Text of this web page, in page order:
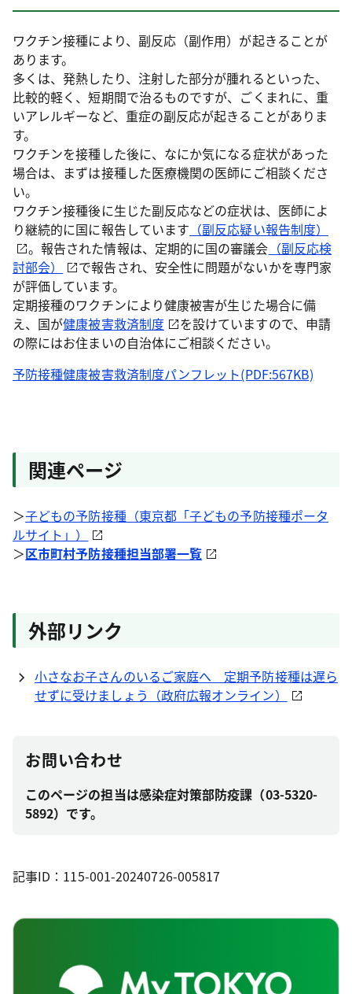
ワクチン接種により、副反応（副作用）が起きることが
あります。
多くは、発熱したり、注射した部分が腫れるといった、
比較的軽く、短期間で治るものですが、ごくまれに、重
いアレルギーなど、重症の副反応が起きることがありま
す。
ワクチンを接種した後に、なにか気になる症状があった
場合は、まずは接種した医療機関の医師にご相談くださ
い。
ワクチン接種後に生じた副反応などの症状は、医師によ
り継続的に国に報告しています （副反応疑い報告制度）
。報告された情報は、定期的に国の審議会 （副反応検
討部会）
で報告され、安全性に問題がないかを専門家
が評価しています。
定期接種のワクチンにより健康被害が生じた場合に備
え、国が健康被害救済制度
を設けていますので、申請
の際にはお住まいの自治体にご相談ください。
予防接種健康被害救済制度パンフレット(PDF:567KB)
関連ページ
＞子どもの予防接種（東京都「子どもの予防接種ポータ
ルサイト」）
＞区市町村予防接種担当部署一覧
外部リンク
小さなお子さんのいるご家庭へ 定期予防接種は遅ら
せずに受けましょう（政府広報オンライン）
お問い合わせ
このページの担当は感染症対策部防疫課（03-5320-
5892）です。
記事ID：115-001-20240726-005817